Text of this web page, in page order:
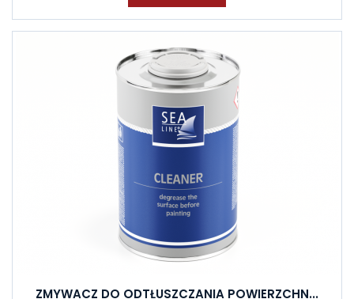
ZMYWACZ DO ODTŁUSZCZANIA POWIERZCHN...